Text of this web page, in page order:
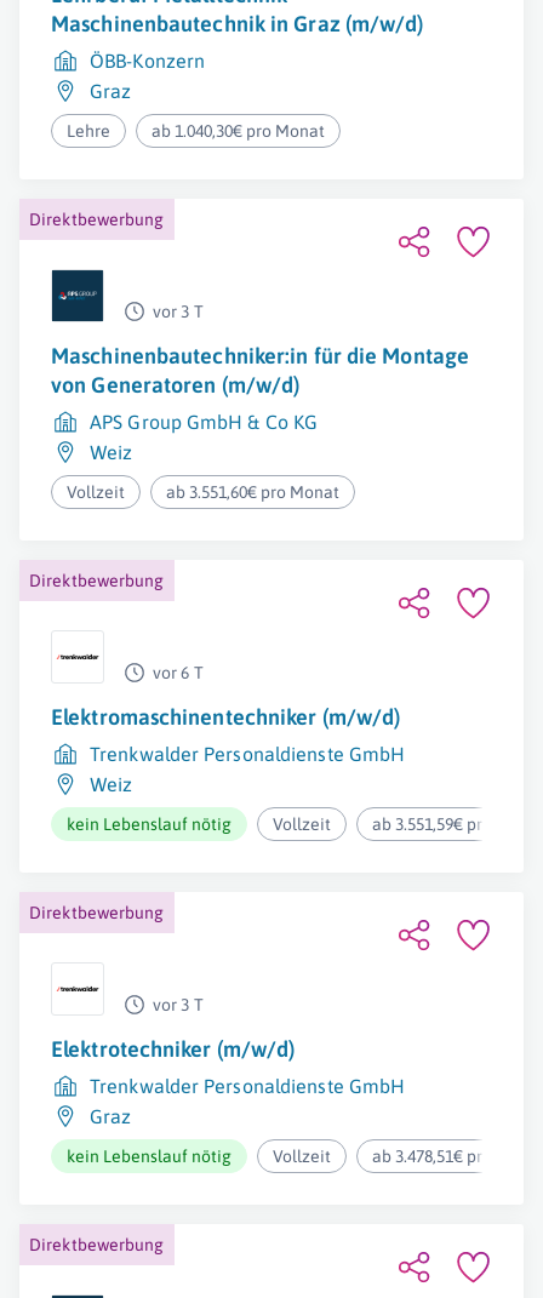
Maschinenbautechnik in Graz (m/w/d)
ÖBB-Konzern
Graz
Lehre ab 1.040,30€ pro Monat
Direktbewerbung
vor 3 T
Maschinenbautechniker:in für die Montage
von Generatoren (m/w/d)
APS Group GmbH & Co KG
Weiz
Vollzeit ab 3.551,60€ pro Monat
Direktbewerbung
vor 6 T
Elektromaschinentechniker (m/w/d)
Trenkwalder Personaldienste GmbH
Weiz
kein Lebenslauf nötig Vollzeit ab 3.551,59€ pro
Direktbewerbung
vor 3 T
Elektrotechniker (m/w/d)
Trenkwalder Personaldienste GmbH
Graz
kein Lebenslauf nötig Vollzeit ab 3.478,51€ pro
Direktbewerbung